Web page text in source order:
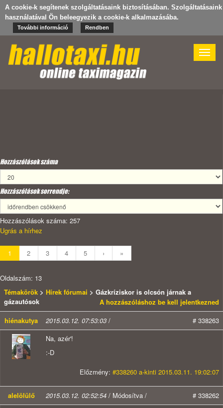
A cookie-k segítenek szolgáltatásaink biztosításában. Szolgáltatásaink
használatával Ön beleegyezik a cookie-k alkalmazásába.
További információ Rendben
Toggle
Hozzászólások száma
Hozzászólások sorrendje:
Hozzászólások száma: 257
Ugrás a hírhez
1 2 3 4 5 › »
Oldalszám: 13
Témakörök > Hírek fórumai > Gázkríziskor is olcsón járnak a
gázautósok
A hozzászóláshoz be kell jelentkezned
hiénakutya
2015.03.12. 07:53:03 /
# 338263
Na, azér'!
:-D
Előzmény: #338260 a-kinti 2015.03.11. 19:02:07
alelölülő 2015.03.12. 02:52:54 / Módosítva /
# 338262